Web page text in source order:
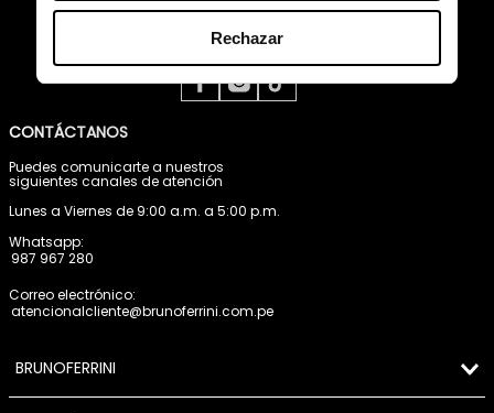
Rechazar
CONTÁCTANOS
Puedes comunicarte a nuestros
siguientes canales de atención
Lunes a Viernes de 9:00 a.m. a 5:00 p.m.
Whatsapp:
987 967 280
Correo electrónico:
atencionalcliente@brunoferrini.com.pe
BRUNOFERRINI